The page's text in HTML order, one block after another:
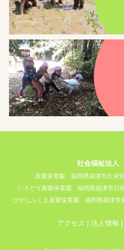
社会福祉法人
真愛保育園 福岡県福津市久末
いろどり真愛保育園 福岡県福津市日
ひがしふくま真愛保育園 福岡県福津市
アクセス 法人情報